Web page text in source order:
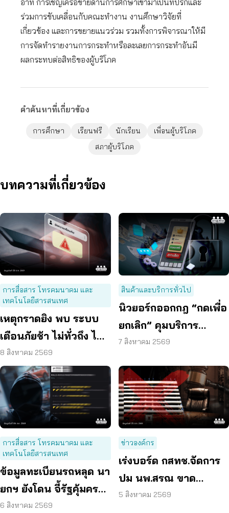
อาทิ การเชิญเครือข่ายด้านการศึกษาเข้ามาเป็นที่ปรึกและ
ร่วมการขับเคลื่อนกับคณะทำงาน งานศึกษาวิจัยที่
เกี่ยวข้อง และการขยายแนวร่วม รวมทั้งการพิจารณาให้มี
การจัดทำรายงานการกระทำหรือละเลยการกระทำอันมี
ผลกระทบต่อสิทธิของผู้บริโภค
คำค้นหาที่เกี่ยวข้อง
การศึกษา เรียนฟรี นักเรียน
เพื่อนผู้บริโภค
สภาผู้บริโภค
บทความที่เกี่ยวข้อง
การสื่อสาร โทรคมนาคม และ
เทคโนโลยีสารสนเทศ
เหตุกราดยิง พบ ระบบ
เตือนภัยช้า ไม่ทั่วถึง ไม่
ชัดเจน
8 สิงหาคม 2569
สินค้าและบริการทั่วไป
นิวยอร์กออกกฎ “กดเพื่อ
ยกเลิก” คุมบริการ
ออนไลน์ ต่ออายุสมาชิก
7 สิงหาคม 2569
การสื่อสาร โทรคมนาคม และ
เทคโนโลยีสารสนเทศ
ข้อมูลทะเบียนรถหลุด นา
ยกฯ ยังโดน จี้รัฐคุ้มครอง
ข้อมูลส่วนบุคคล
6 สิงหาคม 2569
ข่าวองค์กร
เร่งบอร์ด กสทช.จัดการ
ปม นพ.สรณ ขาด
คุณสมบัติ ตามมติ
5 สิงหาคม 2569